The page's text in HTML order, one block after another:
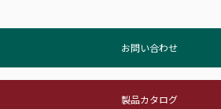
お問い合わせ
製品カタログ